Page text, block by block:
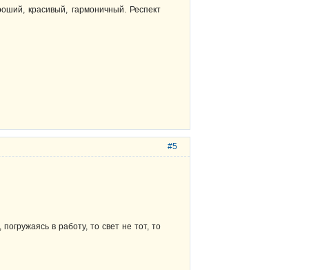
красивый, гармоничный. Респект
#5
в работу, то свет не тот, то